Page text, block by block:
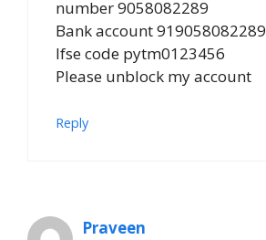
number 9058082289
Bank account 919058082289
Ifse code pytm0123456
Please unblock my account
Reply
Praveen